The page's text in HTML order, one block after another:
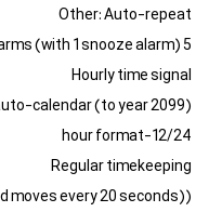
Other: Auto-repeat
5 daily alarms (with 1 snooze alarm)
Hourly time signal
calendar (to year 2099)
12/24-hour format
Regular timekeeping
moves every 20 seconds))